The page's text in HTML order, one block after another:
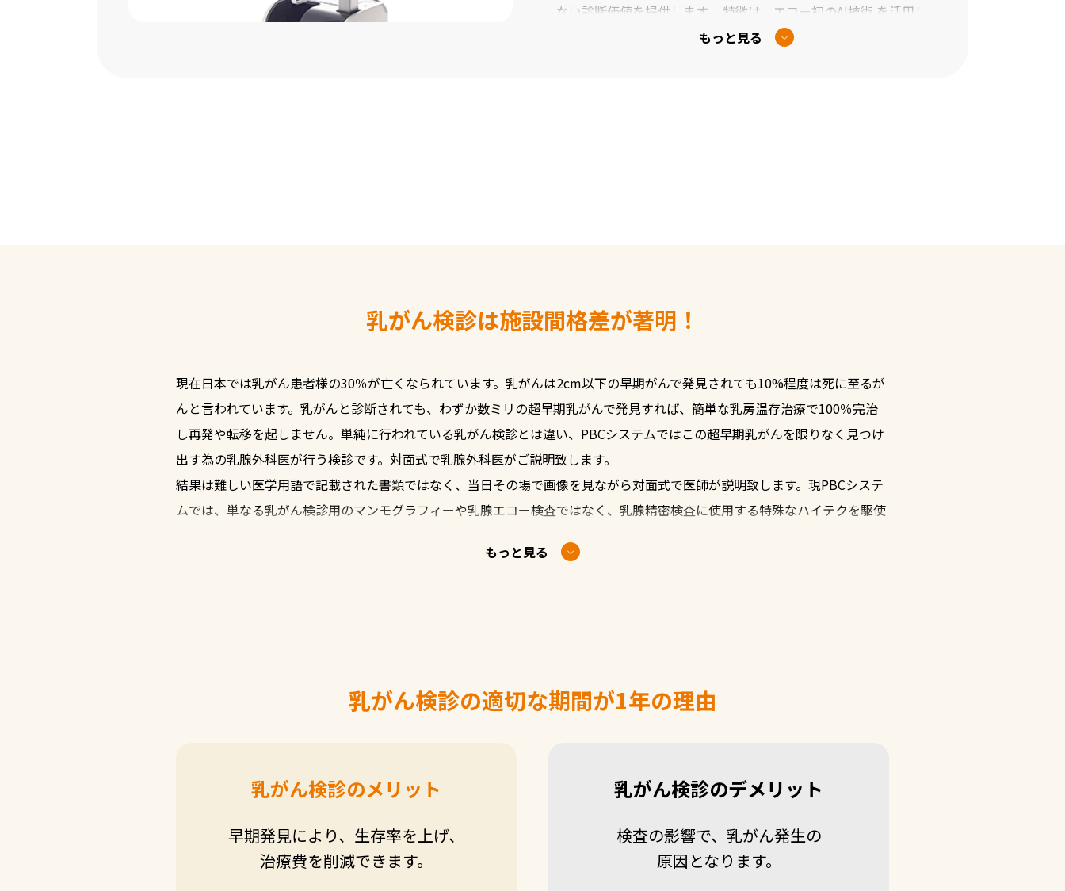
ない診断価値を提供します。 特徴は、エコー初のAI技術 を活用し
たノイズ除去技術「DeepInsight技術」。深部感度と均一性をさら
動的に病変を拾うことを可能にしました。
もっと見る
乳がん検診は施設間格差が著明！
現在日本では乳がん患者様の30％が亡くなられています。乳がんは2cm以下の早期がんで発見されても10%程度は死に至るが
んと言われています。乳がんと診断されても、わずか数ミリの超早期乳がんで発見すれば、簡単な乳房温存治療で100％完治
し再発や転移を起しません。単純に行われている乳がん検診とは違い、PBCシステムではこの超早期乳がんを限りなく見つけ
出す為の乳腺外科医が行う検診です。対面式で乳腺外科医がご説明致します。
結果は難しい医学用語で記載された書類ではなく、当日その場で画像を見ながら対面式で医師が説明致します。現PBCシステ
ムでは、単なる乳がん検診用のマンモグラフィーや乳腺エコー検査ではなく、乳腺精密検査に使用する特殊なハイテクを駆使
もっと見る
乳がん検診の適切な期間が1年の理由
乳がん検診のメリット
早期発見により、生存率を上げ、
治療費を削減できます。
乳がん検診のデメリット
検査の影響で、乳がん発生の
原因となります。